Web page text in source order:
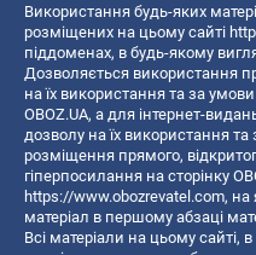
Використання будь-яких
розміщених на цьому сайті
піддоменах, в будь-якому
Дозволяється використання
на їх використання та за
OBOZ.UA, а для інтернет-
дозволу на їх використання
розміщення прямого,
гіперпосилання на сторінку
https://www.obozrevatel.com, на
матеріал в першому абзаці
Всі матеріали на цьому сайті, в